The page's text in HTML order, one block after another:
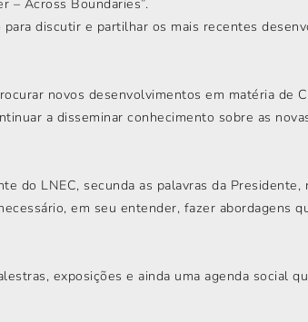
– Across Boundaries”.
discutir e partilhar os mais recentes
novos desenvolvimentos em matéria de
a disseminar conhecimento sobre as
do LNEC, secunda as palavras da
em seu entender, fazer abordagens
exposições e ainda uma agenda social